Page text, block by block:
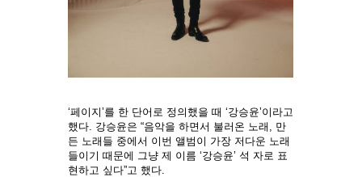
‘페이지’를 한 단어로 정의했을 때 ‘강승윤’이라고
했다. 강승윤은 “음악을 하면서 불러온 노래, 만
든 노래들 중에서 이번 앨범이 가장 저다운 노래
들이기 때문에 그냥 제 이름 ‘강승윤’ 석 자로 표
현하고 싶다”고 했다.